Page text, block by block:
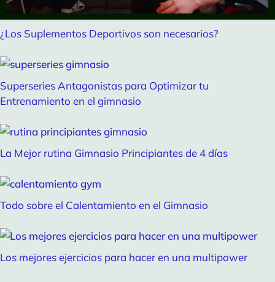
¿Los Suplementos Deportivos son necesarios?
Superseries Antagonistas para Optimizar tu
Entrenamiento en el gimnasio
La Mejor rutina Gimnasio Principiantes de 4 días
Todo sobre el Calentamiento en el Gimnasio
Los mejores ejercicios para hacer en una multipower